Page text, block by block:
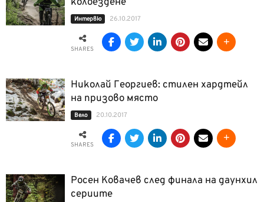
Интервю 26.10.2017
SHARES
Николай Георгиев: стилен хардтейл
на призово място
Вело 20.10.2017
SHARES
Росен Ковачев след финала на даунхил
сериите